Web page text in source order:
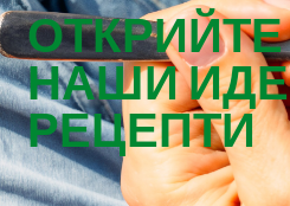
НАШИ
РЕЦЕПТИ